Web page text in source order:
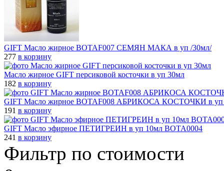
GIFT Масло жирное BOTAF007 СЕМЯН МАКА в уп /30мл/
277 в корзину
Масло жирное GIFT персиковой косточки в уп 30мл
182 в корзину
GIFT Масло жирное BOTAF008 АБРИКОСА КОСТОЧКИ в уп
191 в корзину
GIFT Масло эфирное ПЕТИГРЕИН в уп 10мл BOTA0004
241 в корзину
Фильтр по стоимости